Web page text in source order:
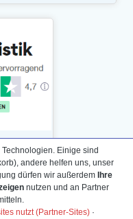
Einige sind
andere helfen uns, unser
dürfen wir außerdem Ihre
nutzen und an Partner
nutzt (Partner-Sites) ·